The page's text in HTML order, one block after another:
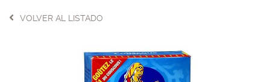
VOLVER AL LISTADO